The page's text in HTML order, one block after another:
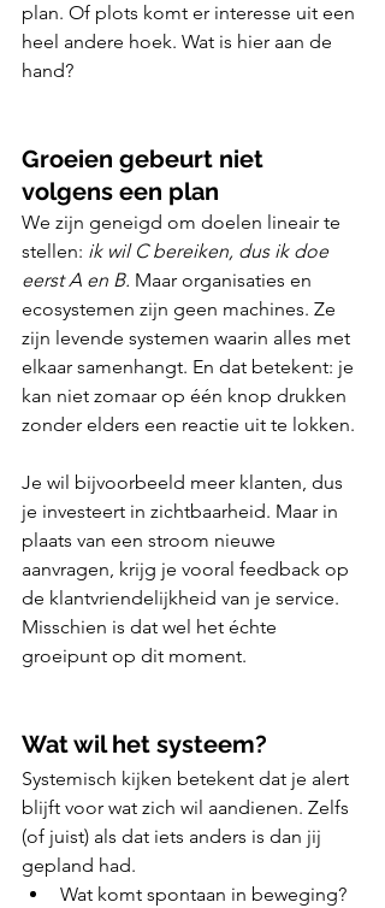
plan. Of plots komt er interesse uit een
heel andere hoek. Wat is hier aan de
hand?
Groeien gebeurt niet
volgens een plan
We zijn geneigd om doelen lineair te
stellen: ik wil C bereiken, dus ik doe
eerst A en B. Maar organisaties en
ecosystemen zijn geen machines. Ze
zijn levende systemen waarin alles met
elkaar samenhangt. En dat betekent: je
kan niet zomaar op één knop drukken
zonder elders een reactie uit te lokken.
Je wil bijvoorbeeld meer klanten, dus
je investeert in zichtbaarheid. Maar in
plaats van een stroom nieuwe
aanvragen, krijg je vooral feedback op
de klantvriendelijkheid van je service.
Misschien is dat wel het échte
groeipunt op dit moment.
Wat wil het systeem?
Systemisch kijken betekent dat je alert
blijft voor wat zich wil aandienen. Zelfs
(of juist) als dat iets anders is dan jij
gepland had.
Wat komt spontaan in beweging?